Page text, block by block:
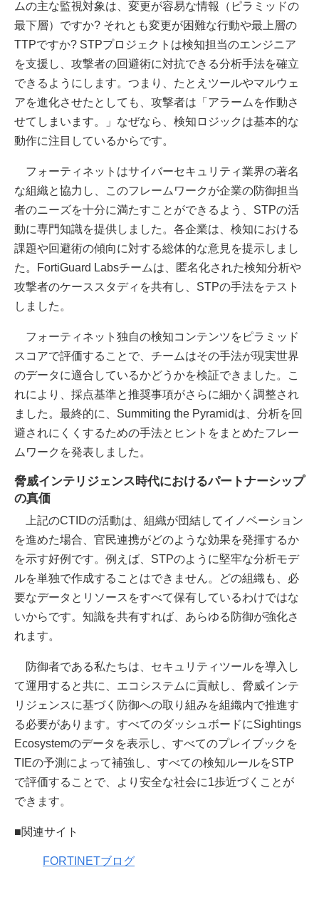
ムの主な監視対象は、変更が容易な情報（ピラミッドの
最下層）ですか? それとも変更が困難な行動や最上層の
TTPですか? STPプロジェクトは検知担当のエンジニア
を支援し、攻撃者の回避術に対抗できる分析手法を確立
できるようにします。つまり、たとえツールやマルウェ
アを進化させたとしても、攻撃者は「アラームを作動さ
せてしまいます。」なぜなら、検知ロジックは基本的な
動作に注目しているからです。
フォーティネットはサイバーセキュリティ業界の著名
な組織と協力し、このフレームワークが企業の防御担当
者のニーズを十分に満たすことができるよう、STPの活
動に専門知識を提供しました。各企業は、検知における
課題や回避術の傾向に対する総体的な意見を提示しまし
た。FortiGuard Labsチームは、匿名化された検知分析や
攻撃者のケーススタディを共有し、STPの手法をテスト
しました。
フォーティネット独自の検知コンテンツをピラミッド
スコアで評価することで、チームはその手法が現実世界
のデータに適合しているかどうかを検証できました。こ
れにより、採点基準と推奨事項がさらに細かく調整され
ました。最終的に、Summiting the Pyramidは、分析を回
避されにくくするための手法とヒントをまとめたフレー
ムワークを発表しました。
脅威インテリジェンス時代におけるパートナーシップ
の真価
上記のCTIDの活動は、組織が団結してイノベーション
を進めた場合、官民連携がどのような効果を発揮するか
を示す好例です。例えば、STPのように堅牢な分析モデ
ルを単独で作成することはできません。どの組織も、必
要なデータとリソースをすべて保有しているわけではな
いからです。知識を共有すれば、あらゆる防御が強化さ
れます。
防御者である私たちは、セキュリティツールを導入し
て運用すると共に、エコシステムに貢献し、脅威インテ
リジェンスに基づく防御への取り組みを組織内で推進す
る必要があります。すべてのダッシュボードにSightings
Ecosystemのデータを表示し、すべてのプレイブックを
TIEの予測によって補強し、すべての検知ルールをSTP
で評価することで、より安全な社会に1歩近づくことが
できます。
■関連サイト
FORTINETブログ